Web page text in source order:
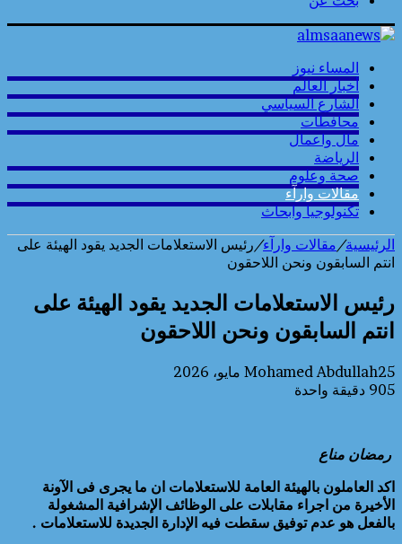
المساء نيوز
أخبار العالم
الشارع السياسي
محافطات
مال واعمال
الرياضة
صحة وعلوم
مقالات وارآء
تكنولوجيا وابحاث
الرئيسية/مقالات وارآء/رئيس الاستعلامات الجديد يقود الهيئة على
انتم السابقون ونحن اللاحقون
رئيس الاستعلامات الجديد يقود الهيئة على
انتم السابقون ونحن اللاحقون
Mohamed Abdullah25 مايو، 2026
905 دقيقة واحدة
رمضان مناع
اكد العاملون بالهيئة العامة للاستعلامات ان ما يجرى فى الآونة
الأخيرة من اجراء مقابلات على الوظائف الإشرافية المشغولة
بالفعل هو عدم توفيق سقطت فيه الإدارة الجديدة للاستعلامات .